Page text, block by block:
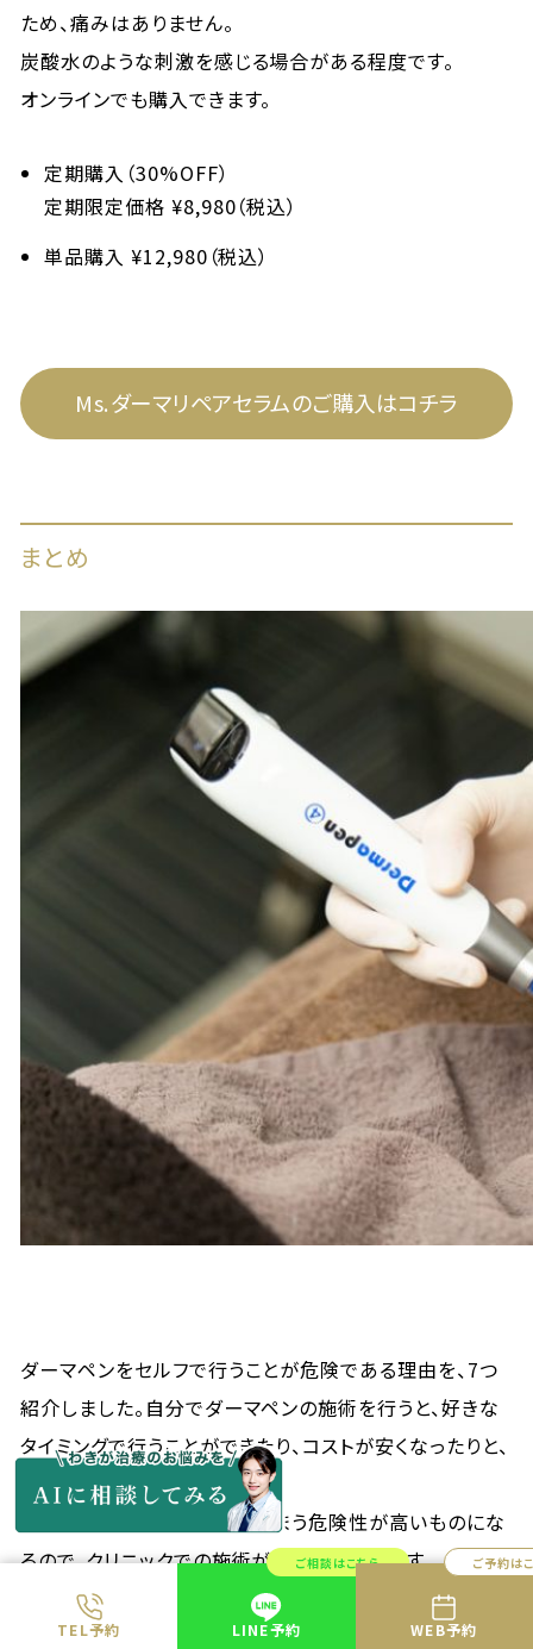
TEL予約
ご相談はこちら
LINE予約
ご予約は
WEB予約
ため、痛みはありません。
炭酸水のような刺激を感じる場合がある程度です。
オンラインでも購入できます。
定期購入（30%OFF）
定期限定価格 ¥8,980（税込）
単品購入 ¥12,980（税込）
Ms.ダーマリペアセラムのご購入はコチラ
まとめ
ダーマペンをセルフで行うことが危険である理由を、7つ
紹介しました。自分でダーマペンの施術を行うと、好きな
タイミングで行うことができたり、コストが安くなったりと、
嬉しい面もあるのは事実です。
しかし、美肌から遠ざかってしまう危険性が高いものにな
るので、クリニックでの施術が推奨されています。
ダーマペンを行いたいなら、クリニックで。クリニックに行
けずにホームケアでセルフダーマペンを行いたいなら、セ